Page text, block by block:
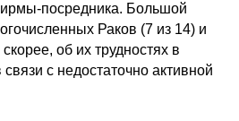
посредника. Большой
Раков (7 из 14) и
об их трудностях в
с недостаточно активной